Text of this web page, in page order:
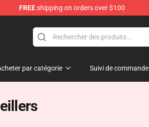
FREEshipping on orders over $100
par catégorie Suivi de commande